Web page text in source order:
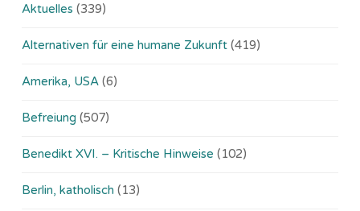
Aktuelles (339)
Alternativen für eine humane Zukunft (419)
Amerika, USA (6)
Befreiung (507)
Benedikt XVI. – Kritische Hinweise (102)
Berlin, katholisch (13)